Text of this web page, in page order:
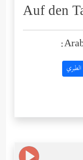
Auf den
الطبري